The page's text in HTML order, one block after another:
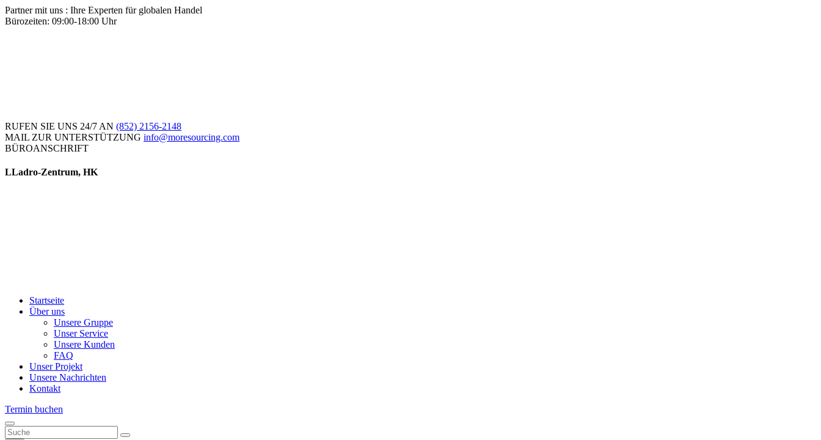
Partner mit uns : Ihre Experten für globalen Handel
Bürozeiten: 09:00-18:00 Uhr
RUFEN SIE UNS 24/7 AN (852) 2156-2148
MAIL ZUR UNTERSTÜTZUNG info@moresourcing.com
BÜROANSCHRIFT
LLadro-Zentrum, HK
Startseite
Über uns
Unsere Gruppe
Unser Service
Unsere Kunden
FAQ
Unser Projekt
Unsere Nachrichten
Kontakt
Termin buchen